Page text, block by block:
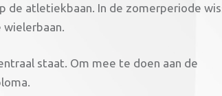
de atletiekbaan. In de zomerperiode
staat. Om mee te doen aan de